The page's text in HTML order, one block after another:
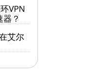
VPN
？
艾尔